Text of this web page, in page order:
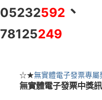
05232592 、
78125249
☆★無實體電子發票專屬
無實體電子發票中獎